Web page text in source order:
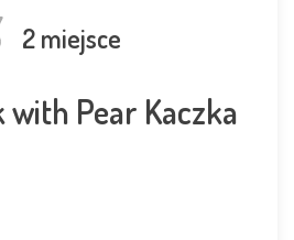
2 miejsce
with Pear Kaczka